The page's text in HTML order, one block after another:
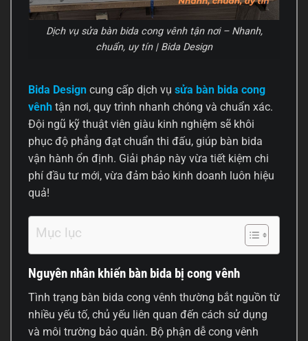
Dịch vụ sửa bàn bida cong vênh tận nơi – Nhanh,
chuẩn, uy tín | Bida Design
Bida Design cung cấp dịch vụ sửa bàn bida cong
vênh tận nơi, quy trình nhanh chóng và chuẩn xác.
Đội ngũ kỹ thuật viên giàu kinh nghiệm sẽ khôi
phục độ phẳng đạt chuẩn thi đấu, giúp bàn bida
vận hành ổn định. Giải pháp này vừa tiết kiệm chi
phí đầu tư mới, vừa đảm bảo kinh doanh luôn hiệu
quả!
Mục lục
Nguyên nhân khiến bàn bida bị cong vênh
Tình trạng bàn bida cong vênh thường bắt nguồn từ
nhiều yếu tố, chủ yếu liên quan đến cách sử dụng
và môi trường bảo quản. Bộ phận dễ cong vênh